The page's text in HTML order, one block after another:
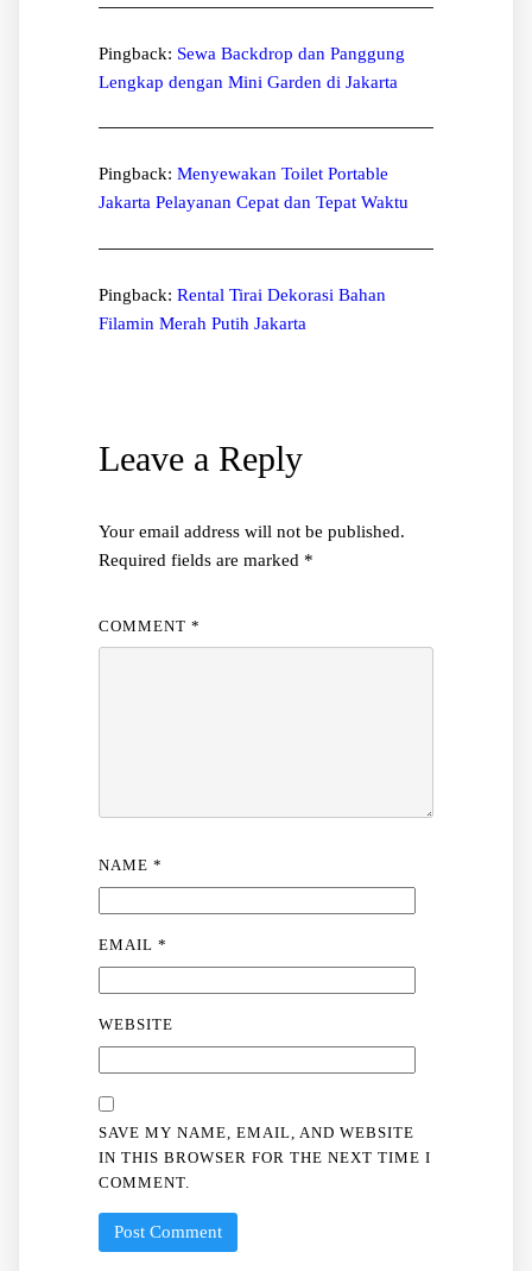
Pingback: Sewa Backdrop dan Panggung
Lengkap dengan Mini Garden di Jakarta
Pingback: Menyewakan Toilet Portable
Jakarta Pelayanan Cepat dan Tepat Waktu
Pingback: Rental Tirai Dekorasi Bahan
Filamin Merah Putih Jakarta
Leave a Reply
Your email address will not be published.
Required fields are marked *
COMMENT *
NAME *
EMAIL *
WEBSITE
SAVE MY NAME, EMAIL, AND WEBSITE
IN THIS BROWSER FOR THE NEXT TIME I
COMMENT.